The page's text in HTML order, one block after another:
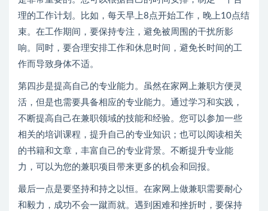
理的工作计划。比如，每天早上8点开始工作，晚上10点结
束。在工作期间，要保持专注，避免被周围的干扰所影
响。同时，要合理安排工作和休息时间，避免长时间的工
作而导致身体不适。
第四步是提高自己的专业能力。虽然在家网上兼职方便灵
活，但是也需要具备相应的专业能力。通过学习和实践，
不断提高自己在兼职领域的技能和经验。您可以参加一些
相关的培训课程，提升自己的专业知识；也可以阅读相关
的书籍和文章，丰富自己的专业背景。不断提升专业能
力，可以为您的兼职项目带来更多的机会和回报。
最后一点是要坚持和持之以恒。在家网上做兼职需要耐心
和毅力，成功不会一蹴而就。遇到困难和挫折时，要保持